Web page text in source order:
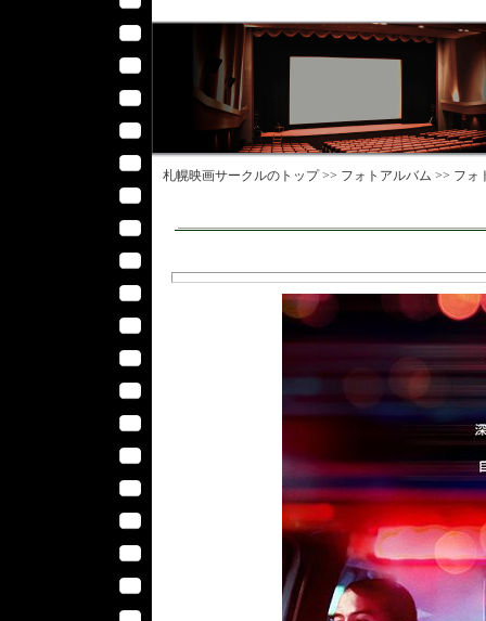
札幌映画サークルのトップ >> フォトアルバム >> フォ